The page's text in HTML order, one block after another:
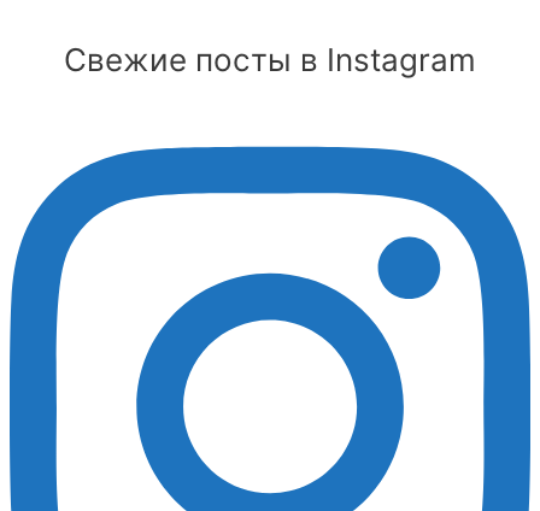
Свежие посты в Instagram